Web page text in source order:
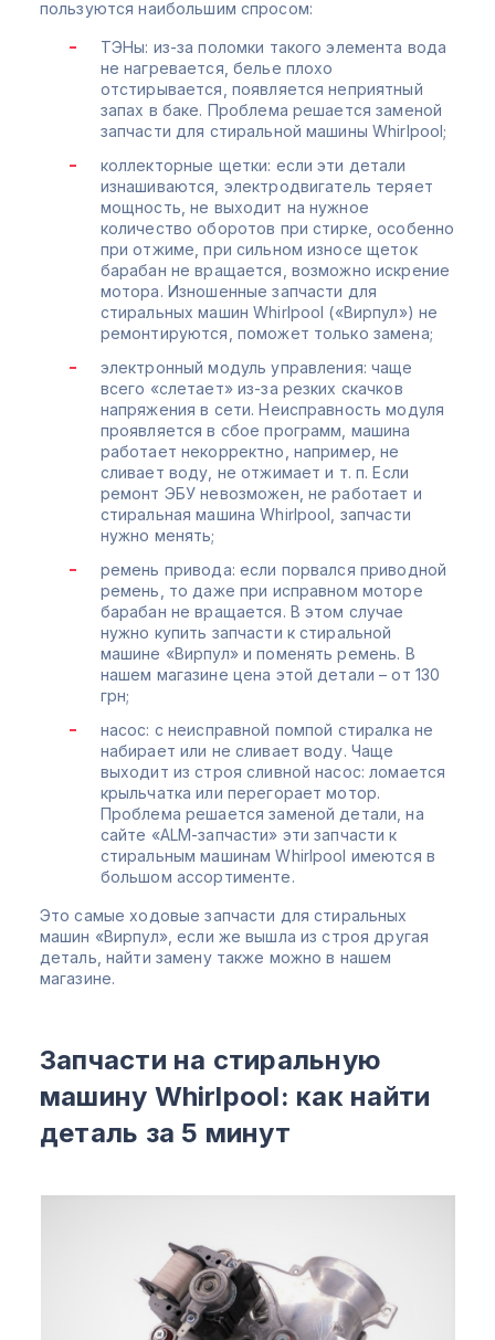
пользуются наибольшим спросом:
ТЭНы: из-за поломки такого элемента вода
не нагревается, белье плохо
отстирывается, появляется неприятный
запах в баке. Проблема решается заменой
запчасти для стиральной машины Whirlpool;
коллекторные щетки: если эти детали
изнашиваются, электродвигатель теряет
мощность, не выходит на нужное
количество оборотов при стирке, особенно
при отжиме, при сильном износе щеток
барабан не вращается, возможно искрение
мотора. Изношенные запчасти для
стиральных машин Whirlpool («Вирпул») не
ремонтируются, поможет только замена;
электронный модуль управления: чаще
всего «слетает» из-за резких скачков
напряжения в сети. Неисправность модуля
проявляется в сбое программ, машина
работает некорректно, например, не
сливает воду, не отжимает и т. п. Если
ремонт ЭБУ невозможен, не работает и
стиральная машина Whirlpool, запчасти
нужно менять;
ремень привода: если порвался приводной
ремень, то даже при исправном моторе
барабан не вращается. В этом случае
нужно купить запчасти к стиральной
машине «Вирпул» и поменять ремень. В
нашем магазине цена этой детали – от 130
грн;
насос: с неисправной помпой стиралка не
набирает или не сливает воду. Чаще
выходит из строя сливной насос: ломается
крыльчатка или перегорает мотор.
Проблема решается заменой детали, на
сайте «ALM-запчасти» эти запчасти к
стиральным машинам Whirlpool имеются в
большом ассортименте.
Это самые ходовые запчасти для стиральных
машин «Вирпул», если же вышла из строя другая
деталь, найти замену также можно в нашем
магазине.
Запчасти на стиральную
машину Whirlpool: как найти
деталь за 5 минут